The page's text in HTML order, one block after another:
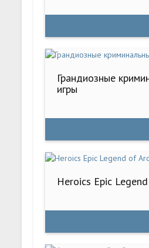
Грандиозные
игры
Heroics Epic